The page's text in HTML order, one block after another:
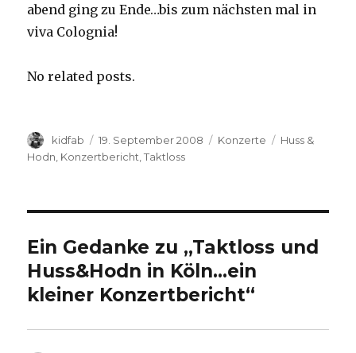
abend ging zu Ende…bis zum nächsten mal in
viva Colognia!
No related posts.
Autor
kidfab
Veröffentlicht
am
19. September 2008 Kategorien
Konzerte Schlagwörter
Huss &
Hodn Konzertbericht ,Taktloss
Ein Gedanke zu „Taktloss und
Huss&Hodn in Köln…ein
kleiner Konzertbericht“